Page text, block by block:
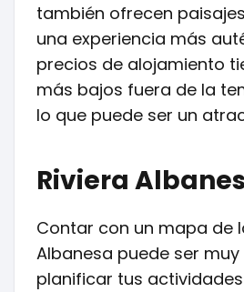
también ofrecen
una experiencia más
precios de alojamiento
más bajos fuera de la
lo que puede ser un
Riviera
Contar con un mapa de
Albanesa puede ser
planificar tus